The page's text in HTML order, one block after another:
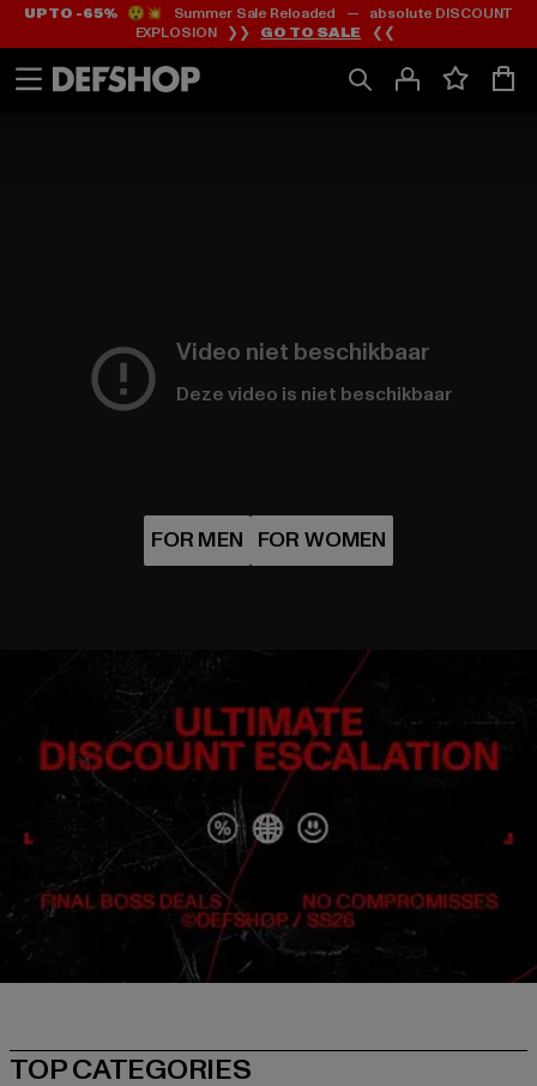
Ga
naar
Ga
naar
UP TO -65%😲💥 Summer Sale Reloaded — absolute DISCOUNT
EXPLOSION ❯❯ GO TO SALE ❮❮
Video niet beschikbaar
Deze video is niet beschikbaar
TOP CATEGORIES